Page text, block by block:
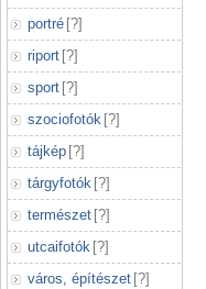
portré [?]
riport [?]
sport [?]
szociofotók [?]
tájkép [?]
tárgyfotók [?]
természet [?]
utcaifotók [?]
város, építészet [?]